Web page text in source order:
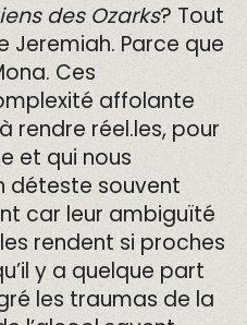
des Ozarks? Tout
Jeremiah. Parce que
Ces
affolante
rendre réel.les, pour
et qui nous
déteste souvent
car leur ambiguïté
rendent si proches
y a quelque part
les traumas de la